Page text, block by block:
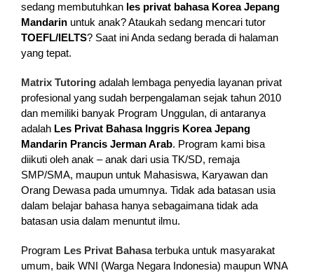
sedang membutuhkan les privat bahasa Korea Jepang
Mandarin untuk anak? Ataukah sedang mencari tutor
TOEFL/IELTS? Saat ini Anda sedang berada di halaman
yang tepat.
Matrix Tutoring adalah lembaga penyedia layanan privat
profesional yang sudah berpengalaman sejak tahun 2010
dan memiliki banyak Program Unggulan, di antaranya
adalah Les Privat Bahasa Inggris Korea Jepang
Mandarin Prancis Jerman Arab. Program kami bisa
diikuti oleh anak – anak dari usia TK/SD, remaja
SMP/SMA, maupun untuk Mahasiswa, Karyawan dan
Orang Dewasa pada umumnya. Tidak ada batasan usia
dalam belajar bahasa hanya sebagaimana tidak ada
batasan usia dalam menuntut ilmu.
Program Les Privat Bahasaterbuka untuk masyarakat
umum, baik WNI (Warga Negara Indonesia) maupun WNA